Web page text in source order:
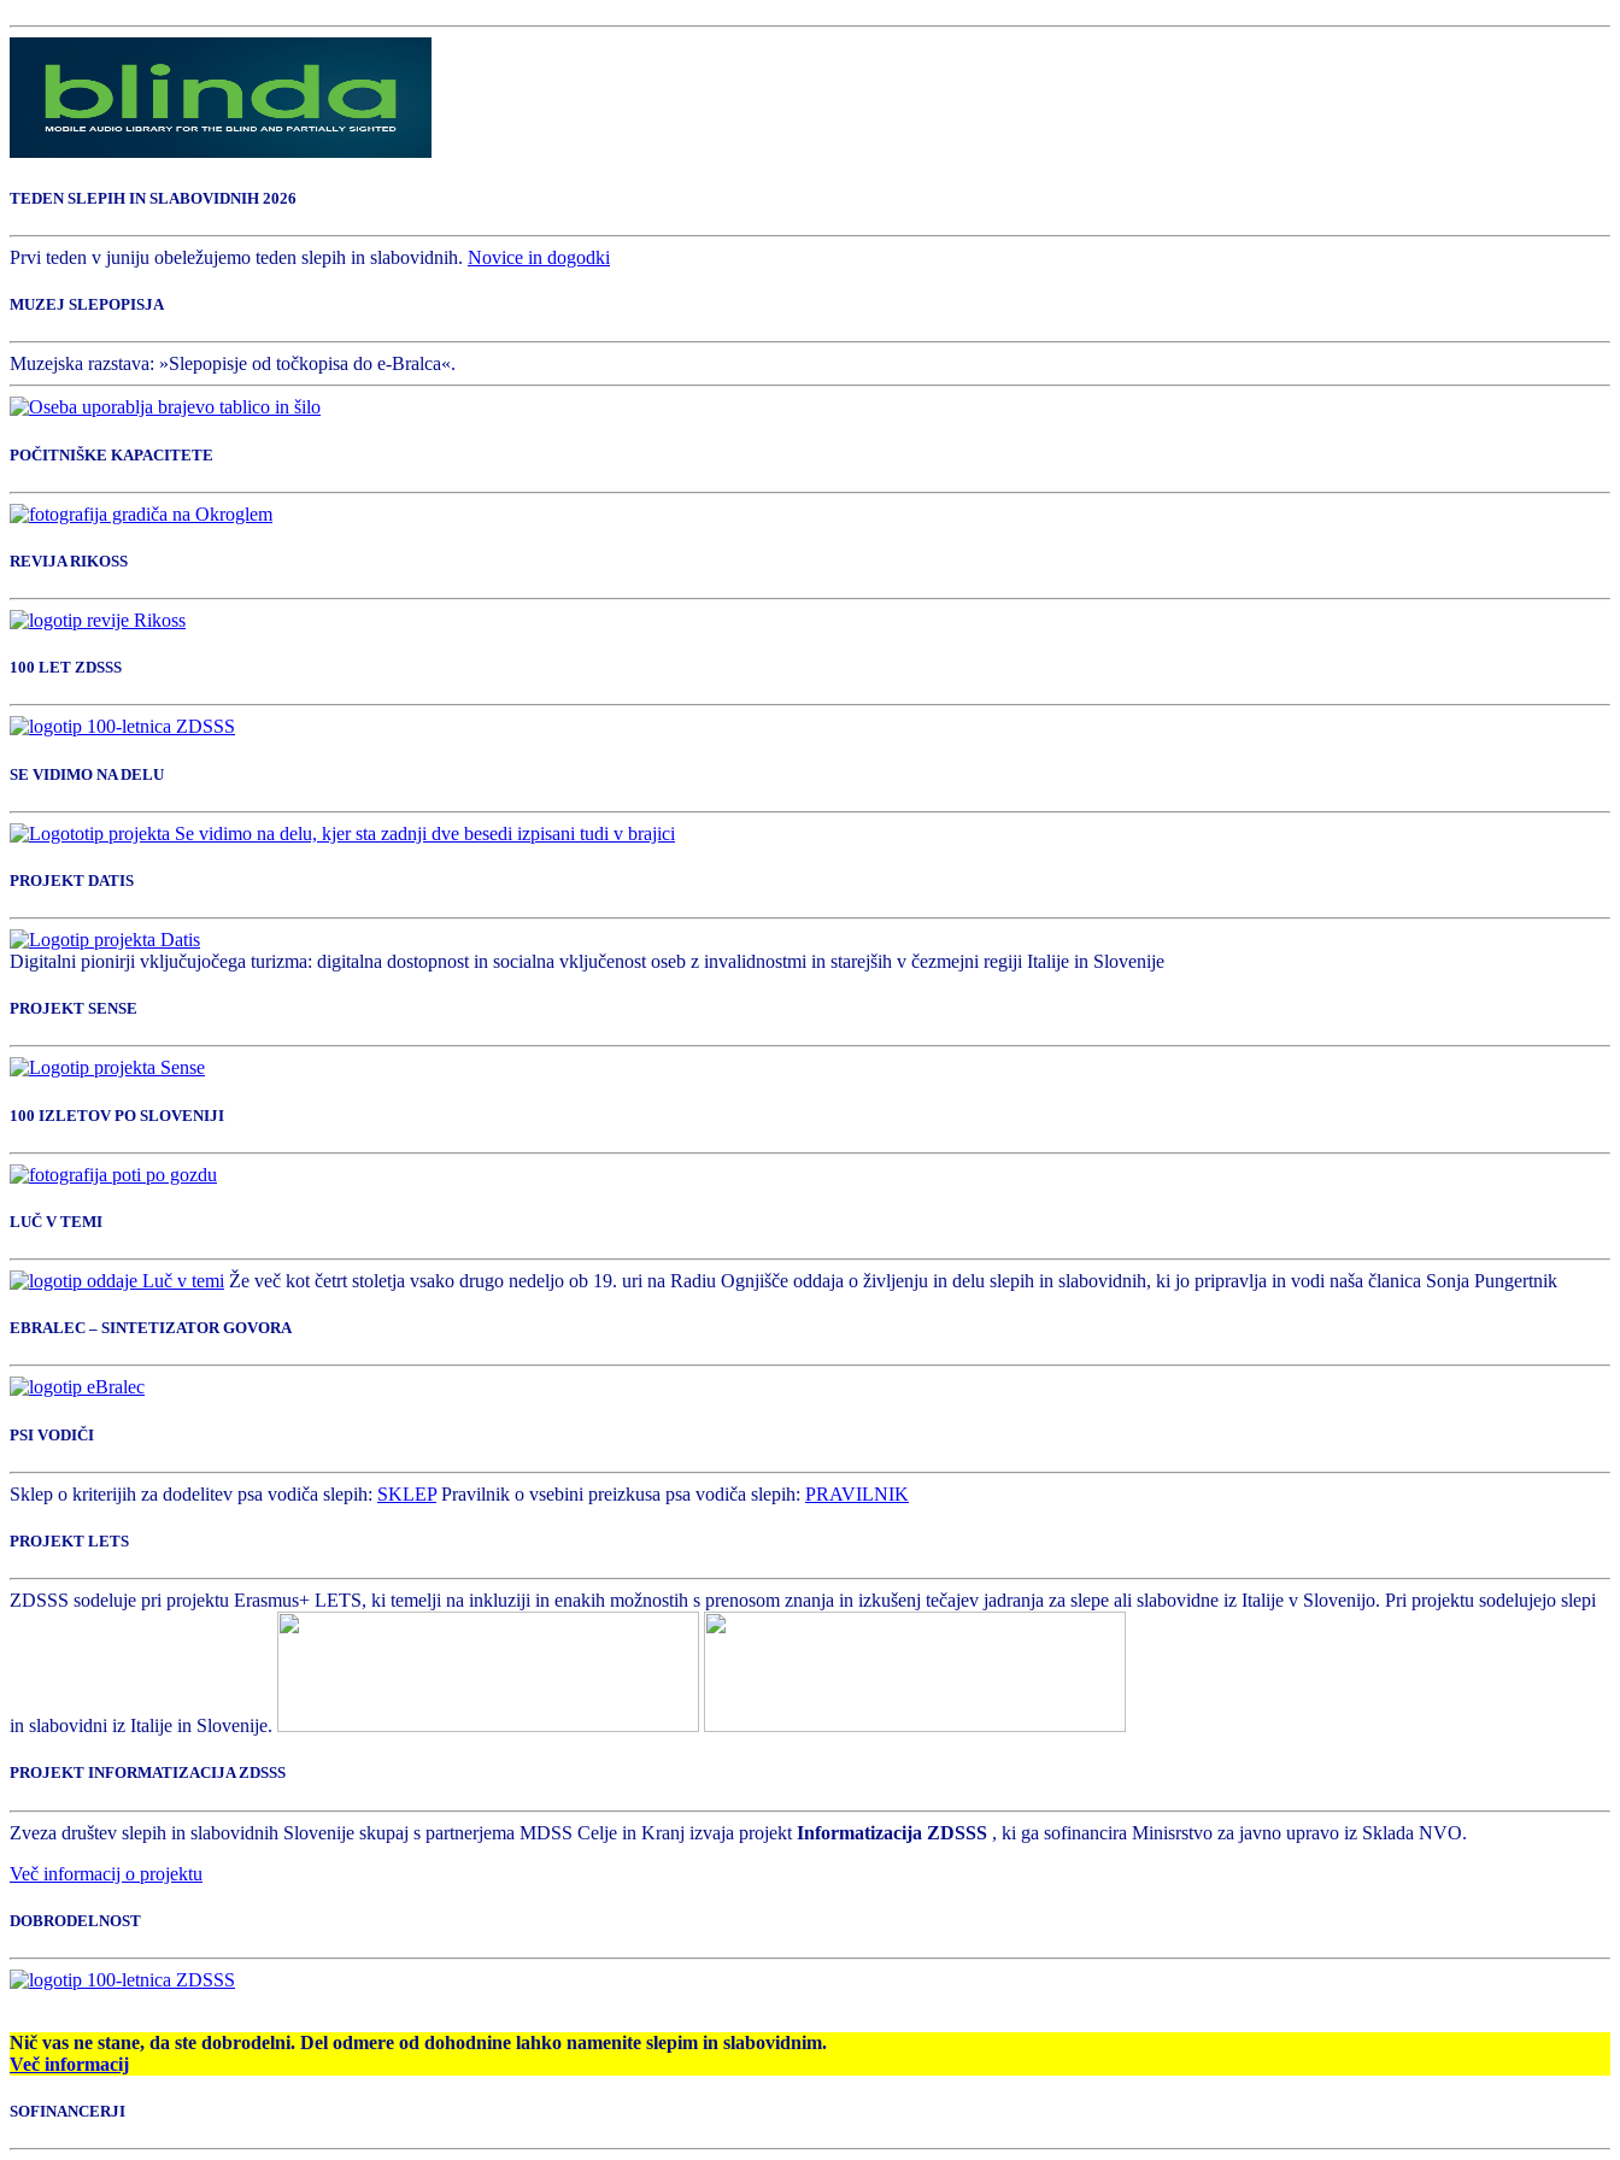
TEDEN SLEPIH IN SLABOVIDNIH 2026
Prvi teden v juniju obeležujemo teden slepih in slabovidnih. Novice in dogodki
MUZEJ SLEPOPISJA
Muzejska razstava: »Slepopisje od točkopisa do e-Bralca«.
POČITNIŠKE KAPACITETE
REVIJA RIKOSS
100 LET ZDSSS
SE VIDIMO NA DELU
PROJEKT DATIS
Digitalni pionirji vključujočega turizma: digitalna dostopnost in socialna vključenost oseb z invalidnostmi in starejših v čezmejni regiji Italije in Slovenije
PROJEKT SENSE
100 IZLETOV PO SLOVENIJI
LUČ V TEMI
Že več kot četrt stoletja vsako drugo nedeljo ob 19. uri na Radiu Ognjišče oddaja o življenju in delu slepih in slabovidnih, ki jo pripravlja in vodi naša članica Sonja Pungertnik
EBRALEC – SINTETIZATOR GOVORA
PSI VODIČI
Sklep o kriterijih za dodelitev psa vodiča slepih: SKLEPPravilnik o vsebini preizkusa psa vodiča slepih: PRAVILNIK
PROJEKT LETS
ZDSSS sodeluje pri projektu Erasmus+ LETS, ki temelji na inkluziji in enakih možnostih s prenosom znanja in izkušenj tečajev jadranja za slepe ali slabovidne iz Italije v Slovenijo. Pri projektu sodelujejo slepi
in slabovidni iz Italije in Slovenije.
PROJEKT INFORMATIZACIJA ZDSSS
Zveza društev slepih in slabovidnih Slovenije skupaj s partnerjema MDSS Celje in Kranj izvaja projekt Informatizacija ZDSSS , ki ga sofinancira Minisrstvo za javno upravo iz Sklada NVO.
Več informacij o projektu
DOBRODELNOST
Nič vas ne stane, da ste dobrodelni. Del odmere od dohodnine lahko namenite slepim in slabovidnim.
Več informacij
SOFINANCERJI